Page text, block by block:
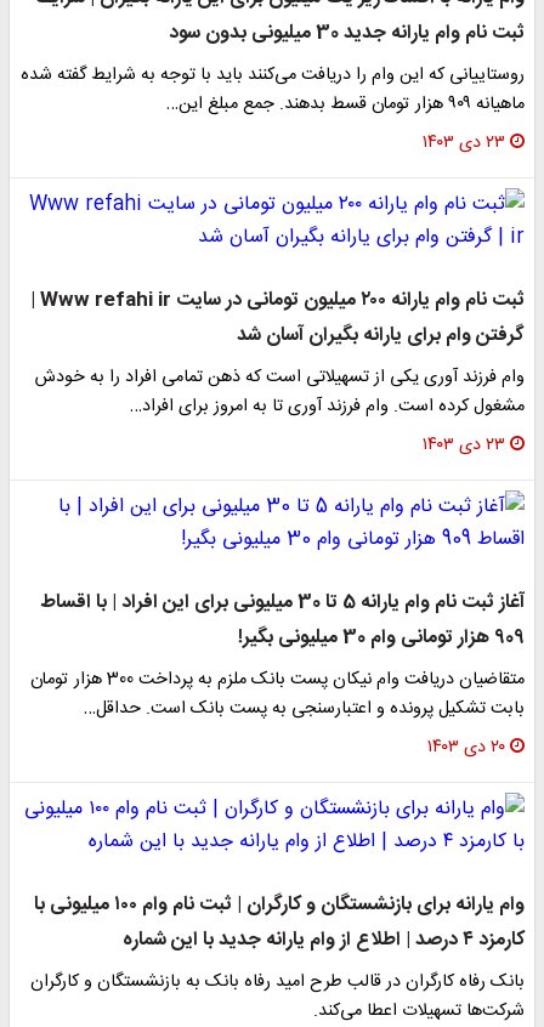
ثبت نام وام یارانه جدید 30 میلیونی بدون سود
روستاییانی که این وام را دریافت می‌کنند باید با توجه به شرایط گفته شده
ماهیانه ۹۰۹ هزار تومان قسط بدهند. جمع مبلغ این…
۲۳ دی ۱۴۰۳
ثبت نام وام یارانه ۲۰۰ میلیون تومانی در سایت Www refahi ir |
گرفتن وام برای یارانه بگیران آسان شد
وام فرزند آوری یکی از تسهیلاتی است که ذهن تمامی افراد را به خودش
مشغول کرده است. وام فرزند آوری تا به امروز برای افراد…
۲۳ دی ۱۴۰۳
آغاز ثبت نام وام یارانه 5 تا 30 میلیونی برای این افراد | با اقساط
909 هزار تومانی وام 30 میلیونی بگیر!
متقاضیان دریافت وام نیکان پست بانک ملزم به پرداخت 300 هزار تومان
بابت تشکیل پرونده و اعتبارسنجی به پست بانک است. حداقل…
۲۰ دی ۱۴۰۳
وام یارانه برای بازنشستگان و کارگران | ثبت نام وام ۱۰۰ میلیونی با
کارمزد ۴ درصد | اطلاع از وام یارانه جدید با این شماره
بانک رفاه کارگران در قالب طرح امید رفاه بانک به بازنشستگان و کارگران
شرکت‌ها تسهیلات اعطا می‌کند.